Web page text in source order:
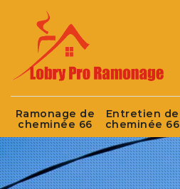
Ramonage de
cheminée 66
Entretien de
cheminée 66